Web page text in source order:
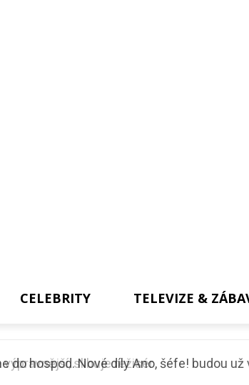
CELEBRITY TELEVIZE &
hospod. Nové díly Ano, šéfe! budou už